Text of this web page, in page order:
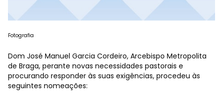
Fotografia
Dom José Manuel Garcia Cordeiro, Arcebispo Metropolita
de Braga, perante novas necessidades pastorais e
procurando responder às suas exigências, procedeu às
seguintes nomeações: